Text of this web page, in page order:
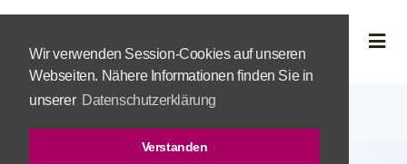
Wir verwenden Session-Cookies auf unseren
Webseiten. Nähere Informationen finden Sie in
unserer Datenschutzerklärung
Verstanden